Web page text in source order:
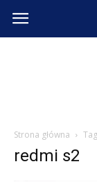
SpeedTest.pl
Strona główna
redmi s2